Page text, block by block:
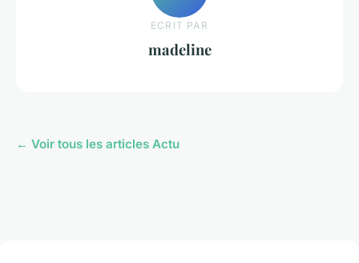
ECRIT PAR
madeline
← Voir tous les articles Actu